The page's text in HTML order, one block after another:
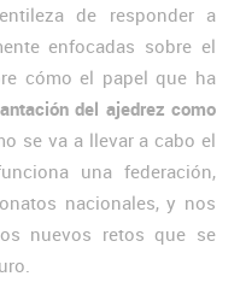
de responder a
enfocadas sobre el
cómo el papel que ha
del ajedrez como
se va a llevar a cabo el
una federación,
nacionales, y nos
nuevos retos que se